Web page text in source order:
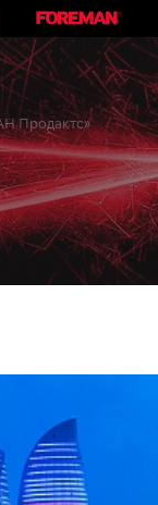
Продактс»